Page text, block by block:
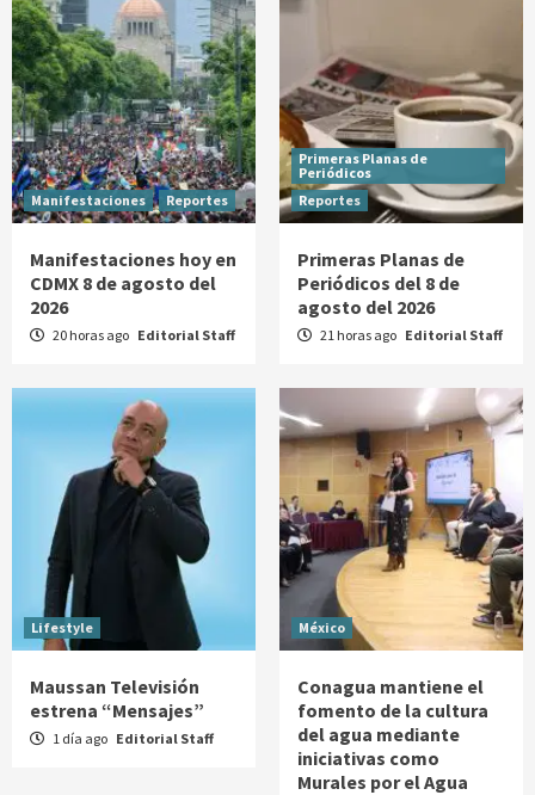
Manifestaciones Reportes
Manifestaciones hoy en
CDMX 8 de agosto del
2026
20 horas ago Editorial Staff
Primeras Planas de
Periódicos
Reportes
Primeras Planas de
Periódicos del 8 de
agosto del 2026
21 horas ago Editorial Staff
Lifestyle
Maussan Televisión
estrena “Mensajes”
1 día ago Editorial Staff
México
Conagua mantiene el
fomento de la cultura
del agua mediante
iniciativas como
Murales por el Agua